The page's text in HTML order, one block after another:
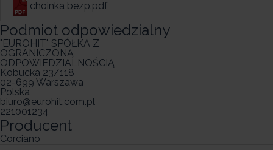
choinka bezp.pdf
Podmiot odpowiedzialny
"EUROHIT" SPÓŁKA Z
OGRANICZONĄ
ODPOWIEDZIALNOŚCIĄ
Kobucka 23/118
02-699 Warszawa
Polska
biuro@eurohit.com.pl
221001234
Producent
Corciano